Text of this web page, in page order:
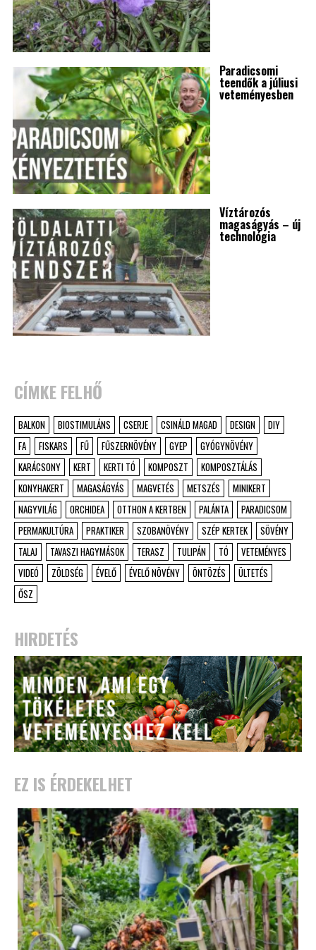
Paradicsomi
teendők a júliusi
veteményesben
Víztározós
magaságyás – új
technológia
CÍMKE FELHŐ
BALKON BIOSTIMULÁNS CSERJE CSINÁLD MAGAD DESIGN
DIY
FA
FISKARS FŰ FŰSZERNÖVÉNY GYEP
GYÓGYNÖVÉNY
KARÁCSONY
KERT KERTI TÓ KOMPOSZT
KOMPOSZTÁLÁS
KONYHAKERT
MAGASÁGYÁS MAGVETÉS METSZÉS
MINIKERT
NAGYVILÁG
ORCHIDEA OTTHON A KERTBEN PALÁNTA
PARADICSOM
PERMAKULTÚRA
PRAKTIKER SZOBANÖVÉNY SZÉP KERTEK
SÖVÉNY
TALAJ
TAVASZI HAGYMÁSOK TERASZ TULIPÁN TÓ
VETEMÉNYES
VIDEÓ
ZÖLDSÉG ÉVELŐ ÉVELŐ NÖVÉNY ÖNTÖZÉS
ÜLTETÉS
ŐSZ
HIRDETÉS
EZ IS ÉRDEKELHET